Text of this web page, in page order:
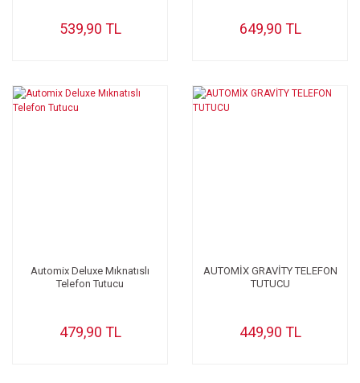
539,90 TL 649,90 TL
Automix Deluxe Mıknatıslı
Telefon Tutucu
479,90 TL
AUTOMİX GRAVİTY TELEFON
TUTUCU
449,90 TL